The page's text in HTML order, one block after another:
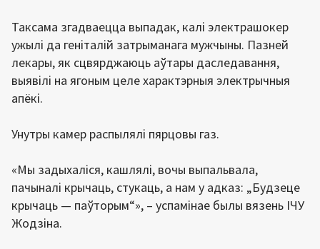
Таксама згадваецца выпадак, калі электрашокер
ужылі да геніталій затрыманага мужчыны. Пазней
лекары, як сцвярджаюць аўтары даследавання,
выявілі на ягоным целе характэрныя электрычныя
апёкі.
Унутры камер распылялі пярцовы газ.
«Мы задыхаліся, кашлялі, вочы выпальвала,
пачыналі крычаць, стукаць, а нам у адказ: „Будзеце
крычаць — паўторым“», – успамінае былы вязень ІЧУ
Жодзіна.